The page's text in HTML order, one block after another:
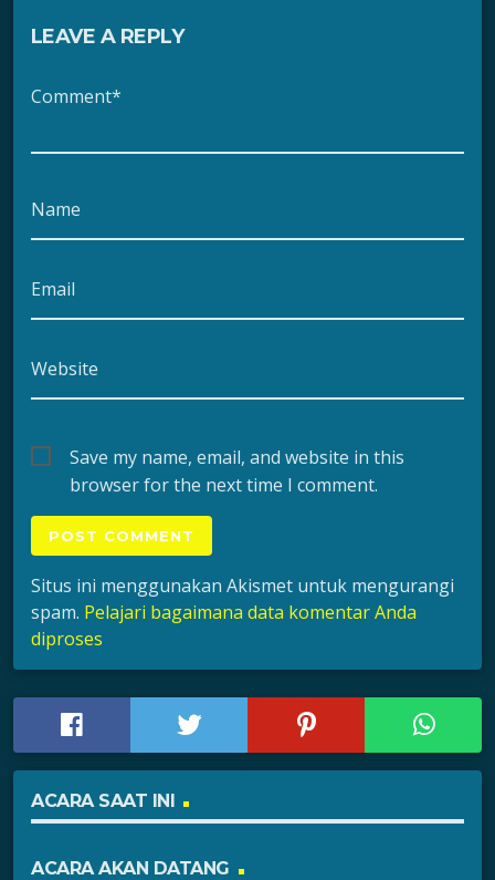
LEAVE A REPLY
Comment*
Name
Email
Website
Save my name, email, and website in this
browser for the next time I comment.
Situs ini menggunakan Akismet untuk mengurangi
spam. Pelajari bagaimana data komentar Anda
diproses
ACARA SAAT INI
ACARA AKAN DATANG